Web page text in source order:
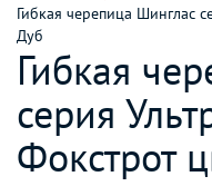
Гибкая черепица Шинглас
Дуб
Гибкая
серия
Фокстрот